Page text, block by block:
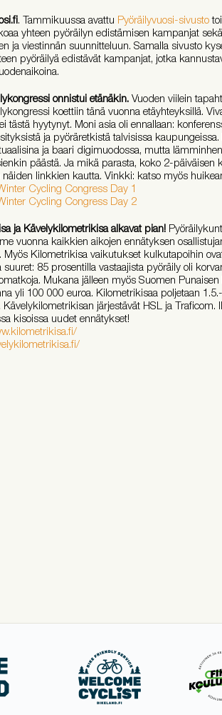
. Tammikuussa avattu Pyöräilyvuosi-sivusto
yhteen pyöräilyn edistämisen kampanjat
ja viestinnän suunnitteluun. Samalla sivusto
pyöräilyä edistävät kampanjat, jotka
onnistui etänäkin. Vuoden viilein
koettiin tänä vuonna etäyhteyksillä.
ei tästä hyytynyt. Moni asia oli ennallaan:
ja pyöräretkistä talvisissa
ja baari digimuodossa, mutta
päästä. Ja mikä parasta, koko 2-päiväisen
näiden linkkien kautta. Vinkki: katso myös
Cycling Congress Day 1
Cycling Congress Day 2
ja Kävelykilometrikisa alkavat pian!
vuonna kaikkien aikojen ennätyksen
Myös Kilometrikisa vaikutukset kulkutapoihin
suuret: 85 prosentilla vastaajista pyöräily oli
Mukana jälleen myös Suomen
yli 100 000 euroa. Kilometrikisaa poljetaan
Kävelykilometrikisan järjestävät HSL ja
kisoissa uudet ennätykset!